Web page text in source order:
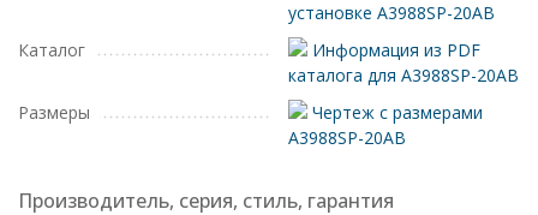
установке A3988SP-20AB
Каталог
Информация из PDF
каталога для A3988SP-20AB
Размеры
Чертеж с размерами
A3988SP-20AB
Производитель, серия, стиль, гарантия